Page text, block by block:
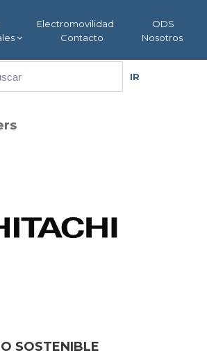
Electromovilidad
ODS
Contacto
Nosotros
IR
SOSTENIBLE